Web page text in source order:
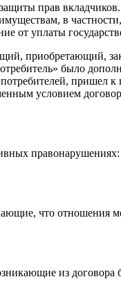
прав
в
от уплаты
приобретающий,
было
пришел к
условием
правонарушениях:
что отношения
из договора